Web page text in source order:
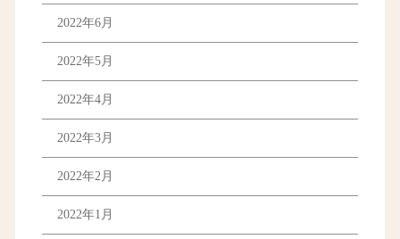
2022年6月
2022年5月
2022年4月
2022年3月
2022年2月
2022年1月